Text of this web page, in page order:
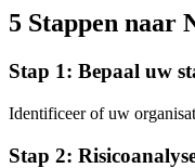
5 Stappen naar
Stap 1: Bepaal uw
Identificeer of uw
Stap 2: